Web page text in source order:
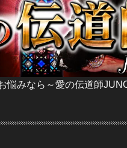
悩みなら～愛の伝道師